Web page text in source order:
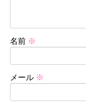
名前 ※
メール ※